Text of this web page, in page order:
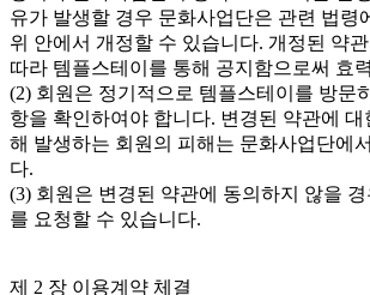
유가 발생할 경우 문화사업단은 관련 법령
위 안에서 개정할 수 있습니다. 개정된 약
따라 템플스테이를 통해 공지함으로써 효
(2) 회원은 정기적으로 템플스테이를 방문
항을 확인하여야 합니다. 변경된 약관에 대
해 발생하는 회원의 피해는 문화사업단에
다.
(3) 회원은 변경된 약관에 동의하지 않을
를 요청할 수 있습니다.
제 2 장 이용계약 체결